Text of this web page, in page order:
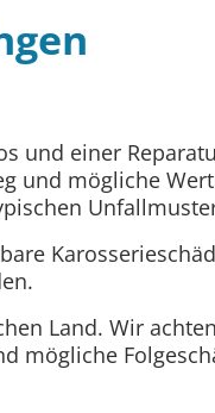
und einer
und mögliche
Land. Wir
mögliche